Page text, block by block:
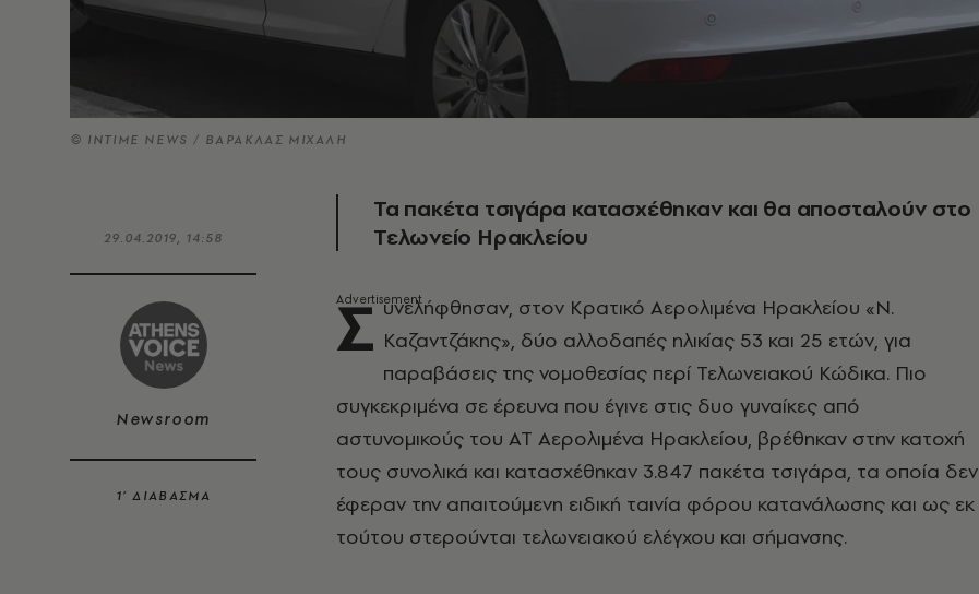
© INTIME NEWS / ΒΑΡΑΚΛΑΣ ΜΙΧΑΛΗ
29.04.2019, 14:58
Newsroom
1’ ΔΙΑΒΑΣΜΑ
Τα πακέτα τσιγάρα κατασχέθηκαν και θα αποσταλούν στο
Τελωνείο Ηρακλείου
Σ υνελήφθησαν, στον Κρατικό Αερολιμένα Ηρακλείου «Ν.
Καζαντζάκης», δύο αλλοδαπές ηλικίας 53 και 25 ετών, για
παραβάσεις της νομοθεσίας περί Τελωνειακού Κώδικα. Πιο
συγκεκριμένα σε έρευνα που έγινε στις δυο γυναίκες από
αστυνομικούς του ΑΤ Αερολιμένα Ηρακλείου, βρέθηκαν στην κατοχή
τους συνολικά και κατασχέθηκαν 3.847 πακέτα τσιγάρα, τα οποία δεν
έφεραν την απαιτούμενη ειδική ταινία φόρου κατανάλωσης και ως εκ
τούτου στερούνται τελωνειακού ελέγχου και σήμανσης.